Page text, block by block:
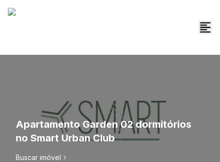
Apartamento Garden 02 dormitórios
no Smart Urban Club
Buscar imóvel